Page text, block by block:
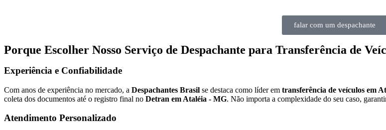
falar com um despachante
Porque Escolher Nosso Serviço de Despachante para Transferência de
Experiência e Confiabilidade
Com anos de experiência no mercado, a Despachantes Brasil se destaca como líder em transferência de veículos em
coleta dos documentos até o registro final no Detran em Ataléia - MG. Não importa a complexidade do seu caso,
Atendimento Personalizado